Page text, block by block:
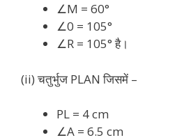
∠M = 60°
∠0 = 105°
∠R = 105° है।
(ii) चतुर्भुज PLAN जिसमें –
PL = 4 cm
∠A = 6.5 cm